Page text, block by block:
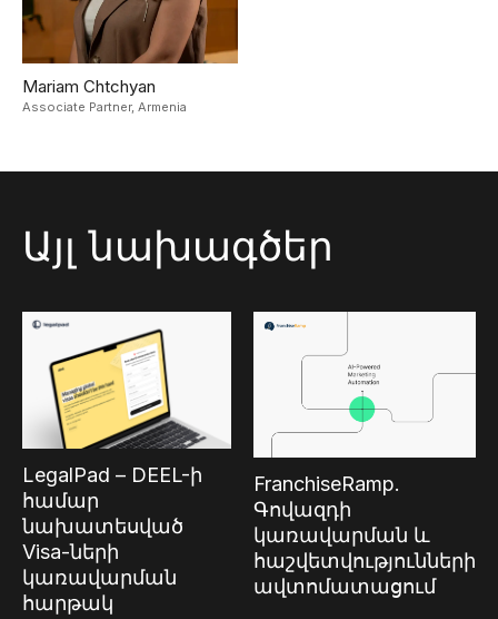
Mariam Chtchyan
Associate Partner, Armenia
Այլ նախագծեր
LegalPad – DEEL-ի
համար
նախատեսված
Visa-ների
կառավարման
հարթակ
FranchiseRamp.
Գովազդի
կառավարման և
հաշվետվությունների
ավտոմատացում